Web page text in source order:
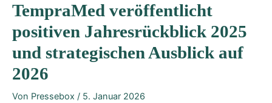
TempraMed veröffentlicht
positiven Jahresrückblick 2025
und strategischen Ausblick auf
2026
Von Pressebox / 5. Januar 2026